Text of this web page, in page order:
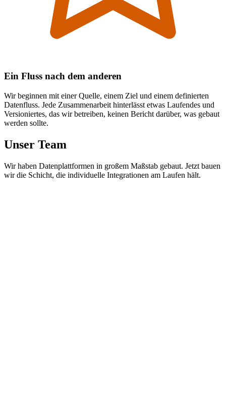
Ein Fluss nach dem anderen
Wir beginnen mit einer Quelle, einem Ziel und einem definierten
Datenfluss. Jede Zusammenarbeit hinterlässt etwas Laufendes und
Versioniertes, das wir betreiben, keinen Bericht darüber, was gebaut
werden sollte.
Unser Team
Wir haben Datenplattformen in großem Maßstab gebaut. Jetzt bauen
wir die Schicht, die individuelle Integrationen am Laufen hält.